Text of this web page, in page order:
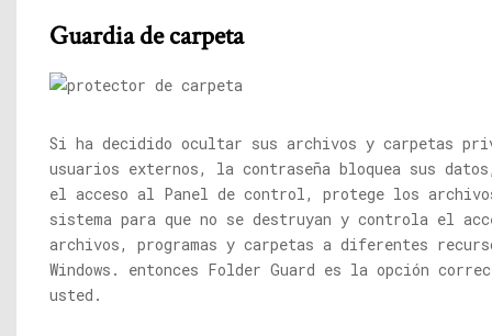
Guardia de carpeta
Si ha decidido ocultar sus archivos y carpetas
usuarios externos, la contraseña bloquea sus
el acceso al Panel de control, protege los
sistema para que no se destruyan y controla el
archivos, programas y carpetas a diferentes
Windows. entonces Folder Guard es la opción
usted.